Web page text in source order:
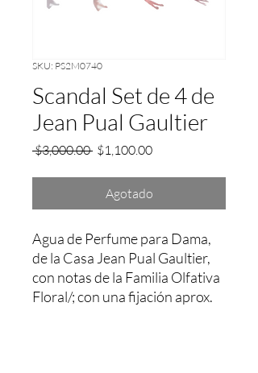
SKU: PS2M0740
Scandal Set de 4 de
Jean Pual Gaultier
$3,000.00 Precio
$1,100.00Precio
oferta
Agotado
Agua de Perfume para Dama,
de la Casa Jean Pual Gaultier,
con notas de la Familia Olfativa
Floral/; con una fijación aprox.